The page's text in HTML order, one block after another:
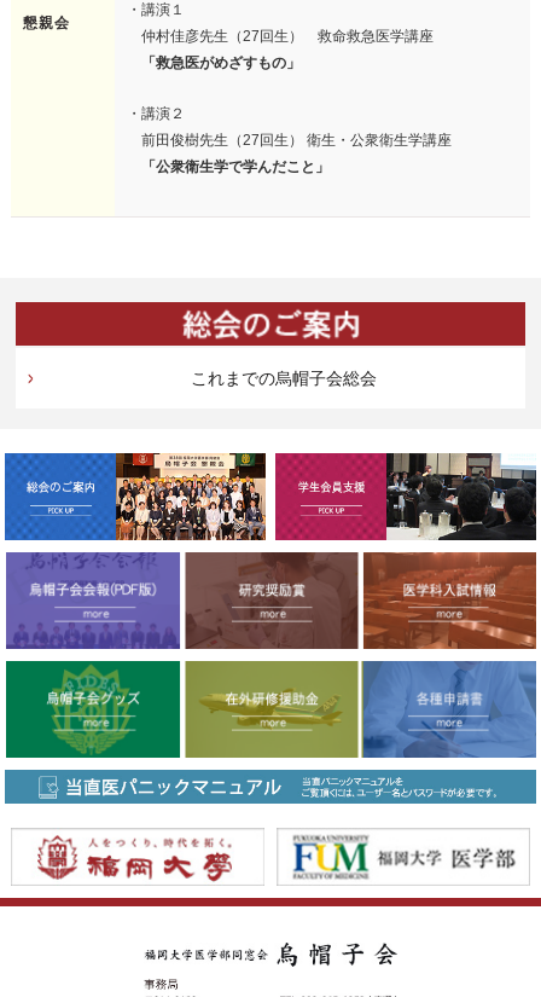
懇親会
・講演１
仲村佳彦先生（27回生） 救命救急医学講座
「救急医がめざすもの」
・講演２
前田俊樹先生（27回生） 衛生・公衆衛生学講座
「公衆衛生学で学んだこと」
これまでの烏帽子会総会